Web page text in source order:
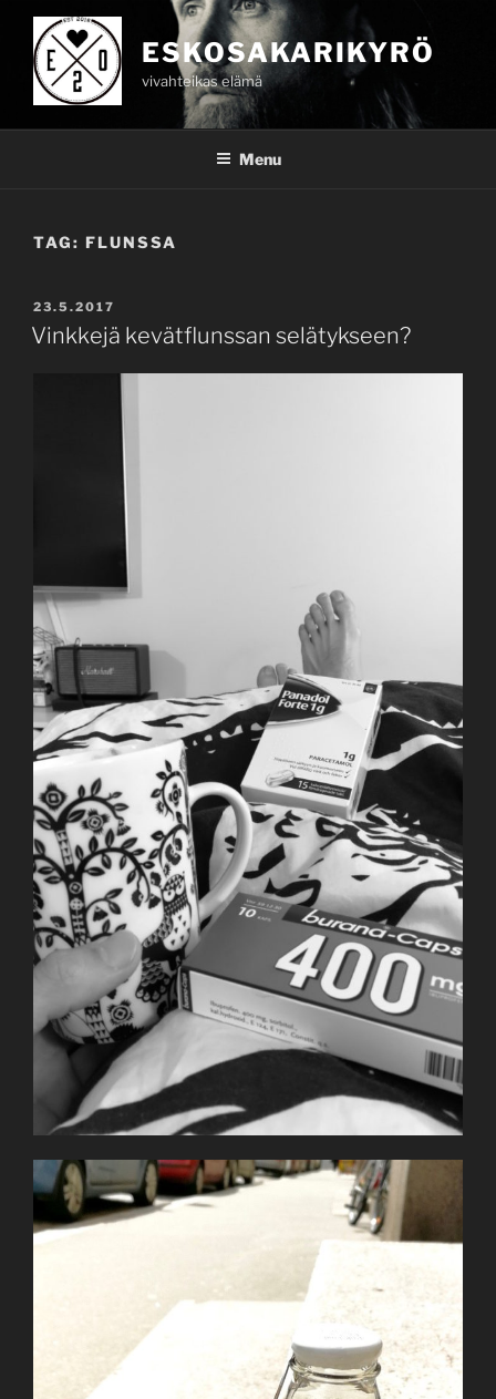
content
ESKOSAKARIKYRÖ
vivahteikas elämä
Menu
TAG: FLUNSSA
POSTED
ON
23.5.2017
Vinkkejä kevätflunssan selätykseen?